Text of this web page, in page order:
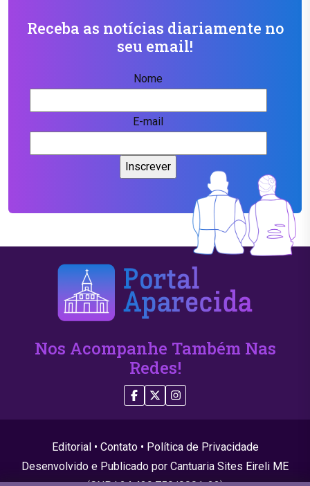
Receba as notícias diariamente no
seu email!
Nome
E-mail
Nos Acompanhe Também Nas
Redes!
Editorial • Contato• Política de Privacidade
Desenvolvido e Publicado por Cantuaria Sites Eireli ME